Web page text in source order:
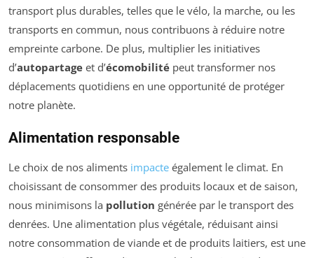
transport plus durables, telles que le vélo, la marche, ou les
transports en commun, nous contribuons à réduire notre
empreinte carbone. De plus, multiplier les initiatives
d’autopartage et d’écomobilité peut transformer nos
déplacements quotidiens en une opportunité de protéger
notre planète.
Alimentation responsable
Le choix de nos aliments impacte également le climat. En
choisissant de consommer des produits locaux et de saison,
nous minimisons la pollution générée par le transport des
denrées. Une alimentation plus végétale, réduisant ainsi
notre consommation de viande et de produits laitiers, est une